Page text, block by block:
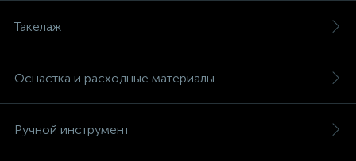
Такелаж
Оснастка и расходные материалы
Ручной инструмент